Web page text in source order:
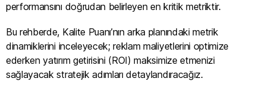
performansını doğrudan belirleyen en kritik metriktir.
Bu rehberde, Kalite Puanı’nın arka planındaki metrik
dinamiklerini inceleyecek; reklam maliyetlerini optimize
ederken yatırım getirisini (ROI) maksimize etmenizi
sağlayacak stratejik adımları detaylandıracağız.